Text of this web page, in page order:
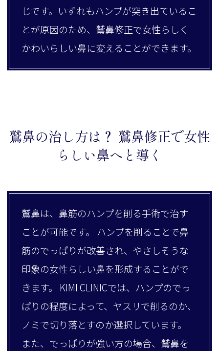
じです。いずれもハンプが突き出ているこ
とが原因のため、鷲鼻修正で女性らしく
かわいらしい鼻に変えることができます。
鷲鼻の治し方は？ 鷲鼻修正で女性
らしい鼻へと導く
鷲鼻は、鼻筋のハンプを削る手術で治す
ことが可能です。 ハンプを削ることで鼻
筋のでっぱりが改善され、やさしそうな
印象の女性らしい鼻を形成することがで
きます。 KIMI CLINICでは、ハンプのでっ
ぱりの程度によって、ヤスリで削るのか、
ノミで切り落とすのか選択しています。
また、でっぱりが強い方の場合、鷲鼻を